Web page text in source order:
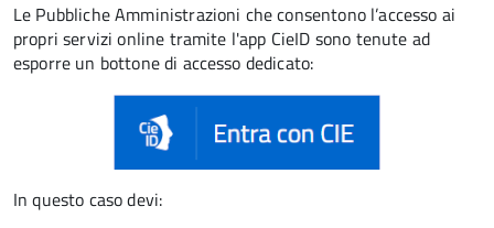
Le Pubbliche Amministrazioni che consentono l’accesso ai
propri servizi online tramite l'app CieID sono tenute ad
esporre un bottone di accesso dedicato:
In questo caso devi: